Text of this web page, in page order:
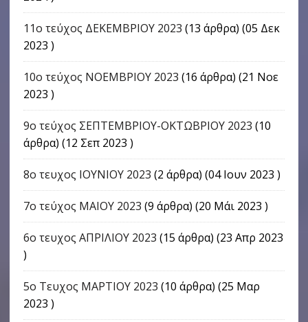
11ο τεύχος ΔΕΚΕΜΒΡΙΟΥ 2023 (13 άρθρα) (05 Δεκ
2023 )
10ο τεύχος ΝΟΕΜΒΡΙΟΥ 2023 (16 άρθρα) (21 Νοε
2023 )
9o τεύχος ΣΕΠΤΕΜΒΡΙΟΥ-ΟΚΤΩΒΡΙΟΥ 2023 (10
άρθρα) (12 Σεπ 2023 )
8ο τευχος ΙΟΥΝΙΟΥ 2023 (2 άρθρα) (04 Ιουν 2023 )
7ο τεύχος ΜΑΙΟΥ 2023 (9 άρθρα) (20 Μάι 2023 )
6ο τευχος ΑΠΡΙΛΙΟΥ 2023 (15 άρθρα) (23 Απρ 2023
)
5ο Τευχος ΜΑΡΤΙΟΥ 2023 (10 άρθρα) (25 Μαρ
2023 )